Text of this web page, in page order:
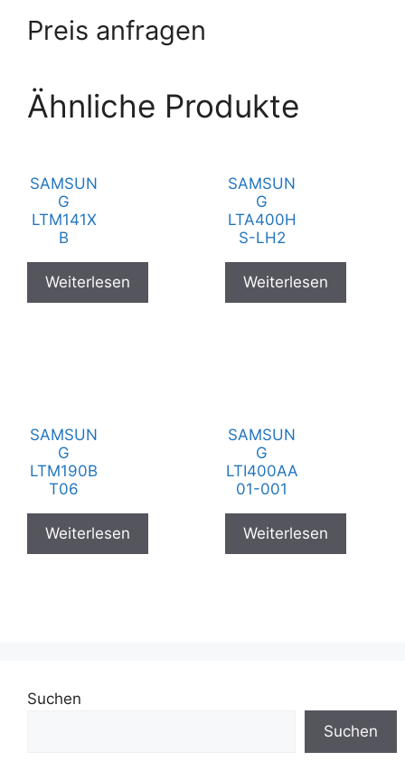
Preis anfragen
Ähnliche Produkte
SAMSUN
G
LTM141X
B
Weiterlesen
SAMSUN
G
LTA400H
S-LH2
Weiterlesen
SAMSUN
G
LTM190B
T06
Weiterlesen
SAMSUN
G
LTI400AA
01-001
Weiterlesen
Suchen
Suchen